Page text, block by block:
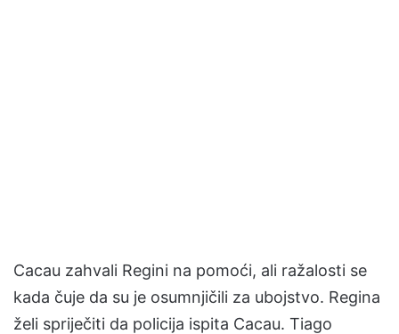
Cacau zahvali Regini na pomoći, ali ražalosti se
kada čuje da su je osumnjičili za ubojstvo. Regina
želi spriječiti da policija ispita Cacau. Tiago